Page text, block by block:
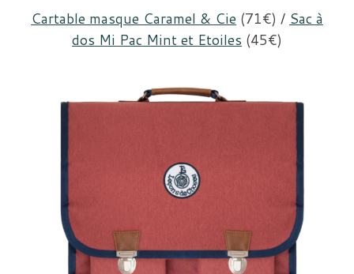
Cartable masque Caramel & Cie (71€) / Sac à
dos Mi Pac Mint et Etoiles (45€)